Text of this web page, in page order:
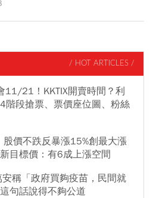
/ HOT ARTICLES /
11/21！KKTIX開賣時間？利
階段搶票、票價座位圖、粉絲
股價不跌反暴漲15%創最大漲
目標價：有6成上漲空間
稱「政府買夠疫苗，民間就
句話說得不夠公道